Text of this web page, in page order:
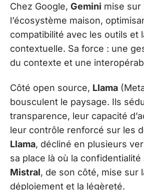
Chez Google, Gemini mise sur
l’écosystème maison,
compatibilité avec les outils et
contextuelle. Sa force : une
du contexte et une
Côté open source, Llama
bousculent le paysage. Ils
transparence, leur capacité
leur contrôle renforcé sur les
Llama, décliné en plusieurs
sa place là où la confidentialité
Mistral, de son côté, mise sur
déploiement et la légèreté.